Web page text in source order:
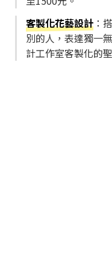
客製化花藝設計 ：
別的人，表達獨一
計工作室客製化的